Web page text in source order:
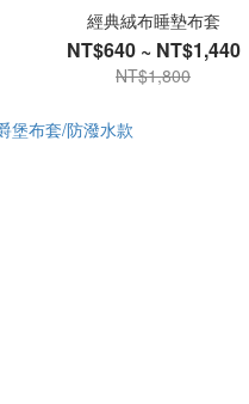
經典絨布睡墊布套
NT$640 ~ NT$1,440
NT$1,800